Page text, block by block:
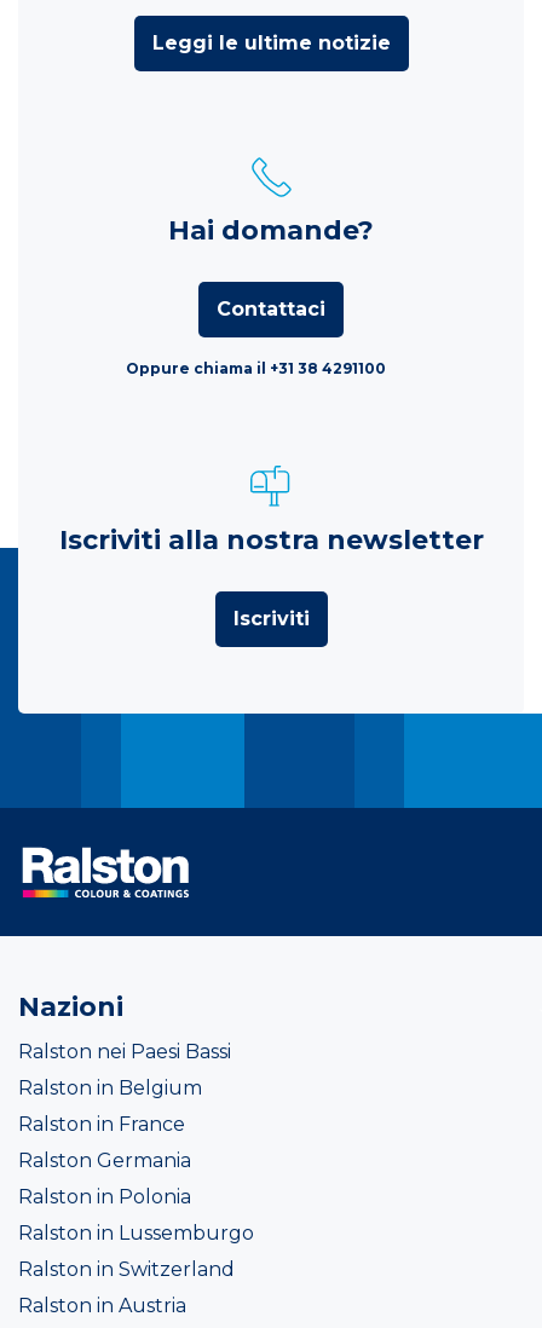
Leggi le ultime notizie
Hai domande?
Contattaci
Oppure chiama il +31 38 4291100
Iscriviti alla nostra newsletter
Iscriviti
Nazioni
Ralston nei Paesi Bassi
Ralston in Belgium
Ralston in France
Ralston Germania
Ralston in Polonia
Ralston in Lussemburgo
Ralston in Switzerland
Ralston in Austria